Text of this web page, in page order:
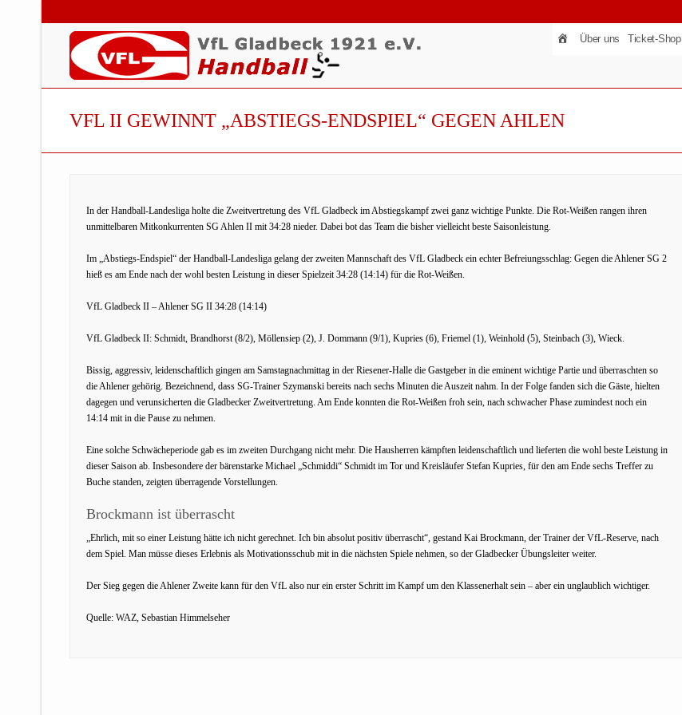
Über uns Ticket-Shop
VFL II GEWINNT „ABSTIEGS-ENDSPIEL“ GEGEN AHLEN
In der Handball-Landesliga holte die Zweitvertretung des VfL Gladbeck im Abstiegskampf zwei ganz wichtige Punkte. Die Rot-Weißen rangen ihren
unmittelbaren Mitkonkurrenten SG Ahlen II mit 34:28 nieder. Dabei bot das Team die bisher vielleicht beste Saisonleistung.
Im „Abstiegs-Endspiel“ der Handball-Landesliga gelang der zweiten Mannschaft des VfL Gladbeck ein echter Befreiungsschlag: Gegen die Ahlener SG 2
hieß es am Ende nach der wohl besten Leistung in dieser Spielzeit 34:28 (14:14) für die Rot-Weißen.
VfL Gladbeck II – Ahlener SG II 34:28 (14:14)
VfL Gladbeck II: Schmidt, Brandhorst (8/2), Möllensiep (2), J. Dommann (9/1), Kupries (6), Friemel (1), Weinhold (5), Steinbach (3), Wieck.
Bissig, aggressiv, leidenschaftlich gingen am Samstagnachmittag in der Riesener-Halle die Gastgeber in die eminent wichtige Partie und überraschten so
die Ahlener gehörig. Bezeichnend, dass SG-Trainer Szymanski bereits nach sechs Minuten die Auszeit nahm. In der Folge fanden sich die Gäste, hielten
dagegen und verunsicherten die Gladbecker Zweitvertretung. Am Ende konnten die Rot-Weißen froh sein, nach schwacher Phase zumindest noch ein
14:14 mit in die Pause zu nehmen.
Eine solche Schwächeperiode gab es im zweiten Durchgang nicht mehr. Die Hausherren kämpften leidenschaftlich und lieferten die wohl beste Leistung in
dieser Saison ab. Insbesondere der bärenstarke Michael „Schmiddi“ Schmidt im Tor und Kreisläufer Stefan Kupries, für den am Ende sechs Treffer zu
Buche standen, zeigten überragende Vorstellungen.
Brockmann ist überrascht
„Ehrlich, mit so einer Leistung hätte ich nicht gerechnet. Ich bin absolut positiv überrascht“, gestand Kai Brockmann, der Trainer der VfL-Reserve, nach
dem Spiel. Man müsse dieses Erlebnis als Motivationsschub mit in die nächsten Spiele nehmen, so der Gladbecker Übungsleiter weiter.
Der Sieg gegen die Ahlener Zweite kann für den VfL also nur ein erster Schritt im Kampf um den Klassenerhalt sein – aber ein unglaublich wichtiger.
Quelle: WAZ, Sebastian Himmelseher